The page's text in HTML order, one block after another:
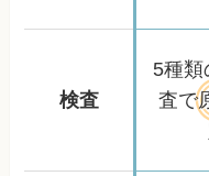
検査
5種類
査で